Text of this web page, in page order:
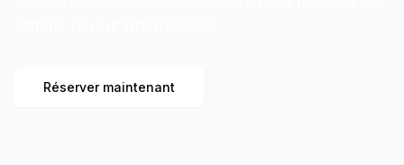
Réserver maintenant